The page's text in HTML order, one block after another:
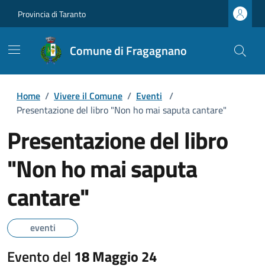
Provincia di Taranto
Comune di Fragagnano
Home / Vivere il Comune / Eventi /
Presentazione del libro "Non ho mai saputa cantare"
Presentazione del libro
"Non ho mai saputa
cantare"
eventi
Evento del 18 Maggio 24